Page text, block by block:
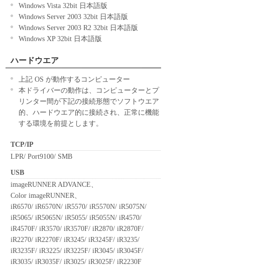
Windows Vista 32bit 日本語版
Windows Server 2003 32bit 日本語版
Windows Server 2003 R2 32bit 日本語版
Windows XP 32bit 日本語版
ハードウエア
上記 OS が動作するコンピューター
本ドライバーの動作は、コンピューターとプ
リンター間が下記の接続形態でソフトウエア
的、ハードウエア的に接続され、正常に機能
する環境を前提とします。
TCP/IP
LPR/ Port9100/ SMB
USB
imageRUNNER ADVANCE、
Color imageRUNNER、
iR6570/ iR6570N/ iR5570/ iR5570N/ iR5075N/
iR5065/ iR5065N/ iR5055/ iR5055N/ iR4570/
iR4570F/ iR3570/ iR3570F/ iR2870/ iR2870F/
iR2270/ iR2270F/ iR3245/ iR3245F/ iR3235/
iR3235F/ iR3225/ iR3225F/ iR3045/ iR3045F/
iR3035/ iR3035F/ iR3025/ iR3025F/ iR2230F